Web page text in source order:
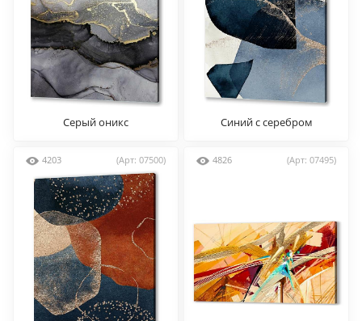
Серый оникс Синий с серебром
4203 (Арт: 07500) 4826 (Арт: 07495)